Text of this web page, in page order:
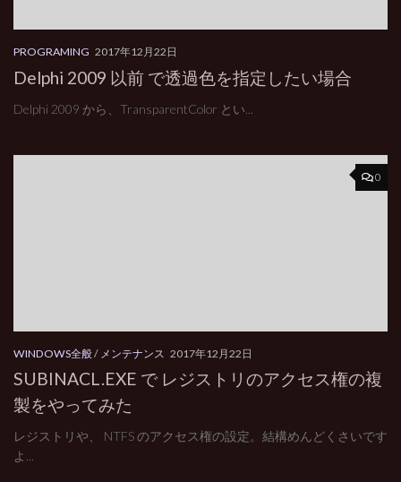
PROGRAMING 2017年12月22日
Delphi 2009 以前 で透過色を指定したい場合
Delphi 2009 から、TransparentColor とい...
0
WINDOWS全般/ メンテナンス 2017年12月22日
SUBINACL.EXE で レジストリのアクセス権の複
製をやってみた
レジストリや、 NTFS のアクセス権の設定。結構めんどくさいです
よ...